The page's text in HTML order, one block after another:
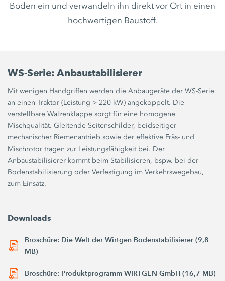
Boden ein und verwandeln ihn direkt vor Ort in einen
hochwertigen Baustoff.
WS-Serie: Anbaustabilisierer
Mit wenigen Handgriffen werden die Anbaugeräte der WS-Serie
an einen Traktor (Leistung > 220 kW) angekoppelt. Die
verstellbare Walzenklappe sorgt für eine homogene
Mischqualität. Gleitende Seitenschilder, beidseitiger
mechanischer Riemenantrieb sowie der effektive Fräs- und
Mischrotor tragen zur Leistungsfähigkeit bei. Der
Anbaustabilisierer kommt beim Stabilisieren, bspw. bei der
Bodenstabilisierung oder Verfestigung im Verkehrswegebau,
zum Einsatz.
Downloads
Broschüre: Die Welt der Wirtgen Bodenstabilisierer (9,8
MB)
Broschüre: Produktprogramm WIRTGEN GmbH (16,7 MB)